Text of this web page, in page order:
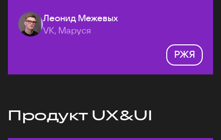
Леонид Межевых
VK, Маруся
РЖЯ
Продукт UX&UI